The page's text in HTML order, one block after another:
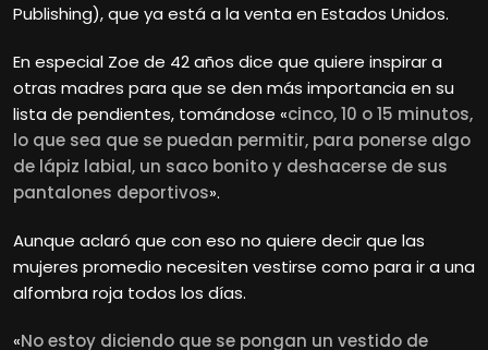
Publishing), que ya está a la venta en Estados Unidos.
En especial Zoe de 42 años dice que quiere inspirar a
otras madres para que se den más importancia en su
lista de pendientes, tomándose «cinco, 10 o 15 minutos,
lo que sea que se puedan permitir, para ponerse algo
de lápiz labial, un saco bonito y deshacerse de sus
pantalones deportivos».
Aunque aclaró que con eso no quiere decir que las
mujeres promedio necesiten vestirse como para ir a una
alfombra roja todos los días.
«No estoy diciendo que se pongan un vestido de